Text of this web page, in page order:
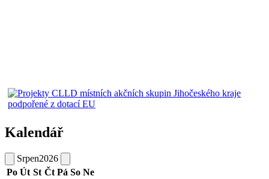
Kalendář
Srpen2026
Po Út St Čt Pá So Ne